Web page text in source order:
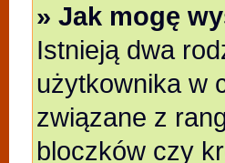
» Jak mogę
Istnieją dwa
użytkownika w
związane z
bloczków czy